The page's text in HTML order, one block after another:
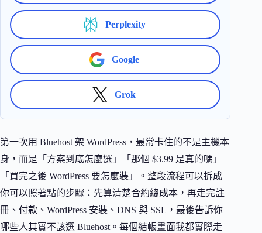
Perplexity
Google
Grok
第一次用 Bluehost 架 WordPress，最常卡住的不是主機本
身，而是「方案到底怎麼選」「那個 $3.99 是真的嗎」
「買完之後 WordPress 要怎麼裝」。整段流程可以拆成
你可以照著點的步驟：先算清楚合約總成本，再走完註
冊、付款、WordPress 安裝、DNS 與 SSL，最後告訴你
哪些人其實不該選 Bluehost。每個結帳畫面我都實際走